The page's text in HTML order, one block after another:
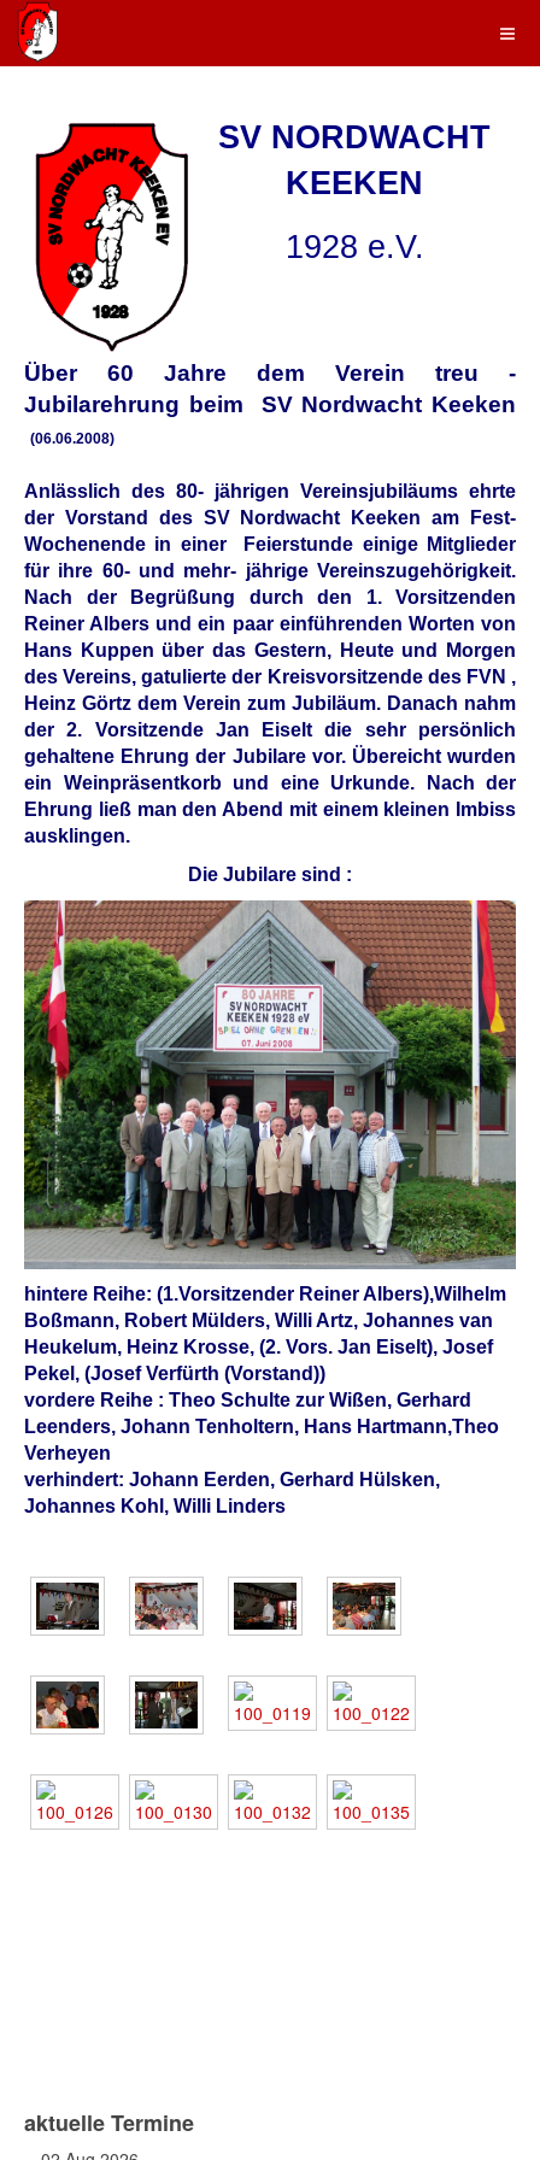
SV NORDWACHT
KEEKEN
1928 e.V.
Ü ber 60 Jahre dem Verein treu -
Jubilarehrung beim SV Nordwacht Keeken
(06.06.2008)
Anlässlich des 80- jährigen Vereinsjubiläums ehrte
der Vorstand des SV Nordwacht Keeken am Fest-
Wochenende in einer Feierstunde einige Mitglieder
für ihre 60- und mehr- jährige Vereinszugehörigkeit.
Nach der Begrüßung durch den 1. Vorsitzenden
Reiner Albers und ein paar einführenden Worten von
Hans Kuppen über das Gestern, Heute und Morgen
des Vereins, gatulierte der Kreisvorsitzende des FVN ,
Heinz Görtz dem Verein zum Jubiläum. Danach nahm
der 2. Vorsitzende Jan Eiselt die sehr persönlich
gehaltene Ehrung der Jubilare vor. Übereicht wurden
ein Weinpräsentkorb und eine Urkunde. Nach der
Ehrung ließ man den Abend mit einem kleinen Imbiss
ausklingen.
Die Jubilare sind :
hintere Reihe: (1.Vorsitzender Reiner Albers),Wilhelm
Boßmann, Robert Mülders, Willi Artz, Johannes van
Heukelum, Heinz Krosse, (2. Vors. Jan Eiselt), Josef
Pekel, (Josef Verfürth (Vorstand))
vordere Reihe : Theo Schulte zur Wißen, Gerhard
Leenders, Johann Tenholtern, Hans Hartmann,Theo
Verheyen
verhindert: Johann Eerden, Gerhard Hülsken,
Johannes Kohl, Willi Linders
aktuelle Termine